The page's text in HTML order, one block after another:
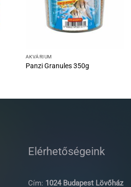
AKVÁRIUM
Panzi Granules 350g
Elérhetőségeink
Cím: 1024 Budapest Lövőház